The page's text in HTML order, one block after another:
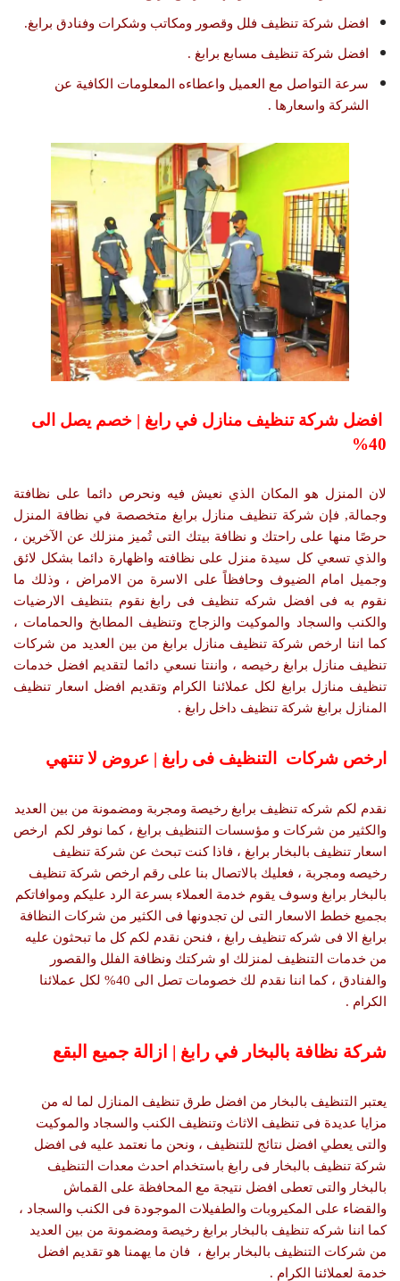
افضل شركة تنظيف فلل وقصور ومكاتب وشكرات وفنادق برابغ.
افضل شركة تنظيف مسابع برابغ .
سرعة التواصل مع العميل واعطاءه المعلومات الكافية عن
الشركة واسعارها .
افضل شركة تنظيف منازل في رابغ | خصم يصل الى
40%
لان المنزل هو المكان الذي نعيش فيه ونحرص دائما على نظافتة
وجمالة, فإن شركة تنظيف منازل برابغ متخصصة في نظافة المنزل
حرصًا منها على راحتك و نظافة بيتك التى تُميز منزلك عن الآخرين ،
والذي تسعي كل سيدة منزل على نظافته واظهارة دائما بشكل لائق
وجميل امام الضيوف وحافظاً على الاسرة من الامراض ، وذلك ما
نقوم به فى افضل شركه تنظيف فى رابغ نقوم بتنظيف الارضيات
والكنب والسجاد والموكيت والزجاج وتنظيف المطابخ والحمامات ،
كما اننا ارخص شركة تنظيف منازل برابغ من بين العديد من شركات
تنظيف منازل برابغ رخيصه ، واننتا نسعي دائما لتقديم افضل خدمات
تنظيف منازل برابغ لكل عملائنا الكرام وتقديم افضل اسعار تنظيف
المنازل برابغ شركة تنظيف داخل رابغ .
ارخص شركات التنظيف فى رابغ | عروض لا تنتهي
نقدم لكم شركه تنظيف برابغ رخيصة ومجربة ومضمونة من بين العديد
والكثير من شركات و مؤسسات التنظيف برابغ ، كما نوفر لكم ارخص
اسعار تنظيف بالبخار برابغ ، فاذا كنت تبحث عن شركة تنظيف
رخيصه ومجربة ، فعليك بالاتصال بنا على رقم ارخص شركة تنظيف
بالبخار برابغ وسوف يقوم خدمة العملاء بسرعة الرد عليكم وموافاتكم
بجميع خطط الاسعار التى لن تجدونها فى الكثير من شركات النظافة
برابغ الا فى شركه تنظيف رابغ ، فنحن نقدم لكم كل ما تبحثون عليه
من خدمات التنظيف لمنزلك او شركتك ونظافة الفلل والقصور
والفنادق ، كما اننا نقدم لك خصومات تصل الى 40% لكل عملائنا
الكرام .
شركة نظافة بالبخار في رابغ | ازالة جميع البقع
يعتبر التنظيف بالبخار من افضل طرق تنظيف المنازل لما له من
مزايا عديدة فى تنظيف الاثاث وتنظيف الكنب والسجاد والموكيت
والتى يعطي افضل نتائج للتنظيف ، ونحن ما نعتمد عليه فى افضل
شركة تنظيف بالبخار فى رابغ باستخدام احدث معدات التنظيف
بالبخار والتى تعطى افضل نتيجة مع المحافظة على القماش
والقضاء على المكيروبات والطفيلات الموجودة فى الكنب والسجاد ،
كما اننا شركه تنظيف بالبخار برابغ رخيصة ومضمونة من بين العديد
من شركات التنظيف بالبخار برابغ ، فان ما يهمنا هو تقديم افضل
خدمة لعملائنا الكرام .